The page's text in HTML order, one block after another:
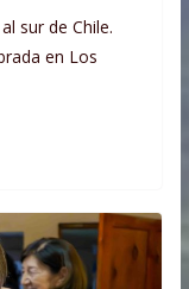
sur de Chile.
en Los